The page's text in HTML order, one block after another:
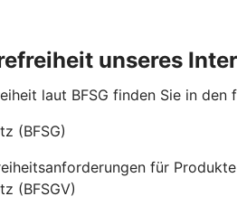
unseres
laut BFSG finden Sie in
(BFSG)
für
(BFSGV)